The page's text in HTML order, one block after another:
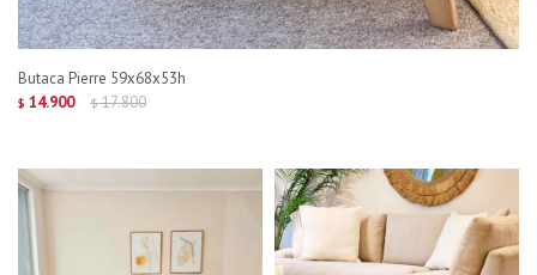
Butaca Pierre 59x68x53h
$ 14.900 $ 17.800